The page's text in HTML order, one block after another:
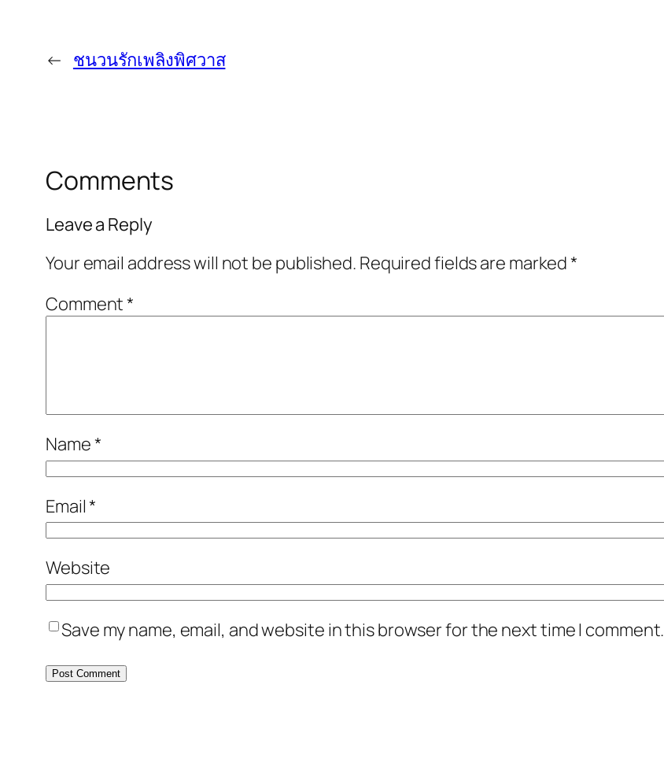
← ชนวนรักเพลิงพิศวาส
Comments
Leave a Reply
Your email address will not be published. Required fields are marked*
Comment*
Name*
Email*
Website
Save my name, email, and website in this browser for the next time I comment.